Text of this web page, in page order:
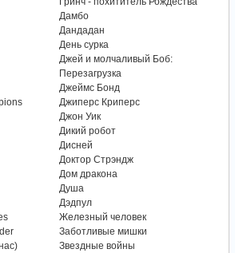
Дамбо
Дандадан
День сурка
Джей и молчаливый Боб:
Перезагрузка
Джеймс Бонд
Джиперс Криперс
Джон Уик
Дикий робот
Дисней
Доктор Стрэндж
Дом дракона
Душа
Дэдпул
Железный человек
Заботливые мишки
Звездные войны